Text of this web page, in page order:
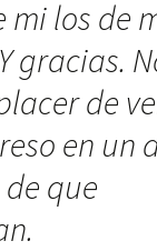
mi los de
gracias.
de
en un
que